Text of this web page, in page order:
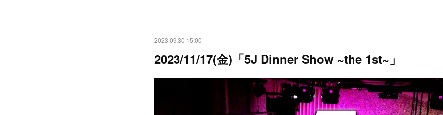
2023.09.30 15:00
2023/11/17(金)「5J Dinner Show ~the 1st~」